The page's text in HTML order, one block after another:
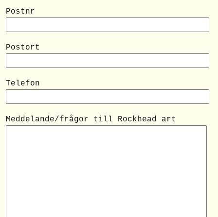
Postnr
Postort
Telefon
Meddelande/frågor till Rockhead art